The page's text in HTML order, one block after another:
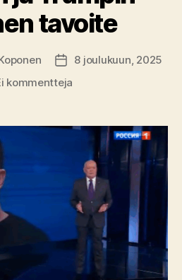
tavoite
Julkaisupäivämäärä
8 joulukuun, 2025
kommentteja
kaikuu
Moskovassa
Venäjän
ja
Trumpin
yhteinen
tavoite